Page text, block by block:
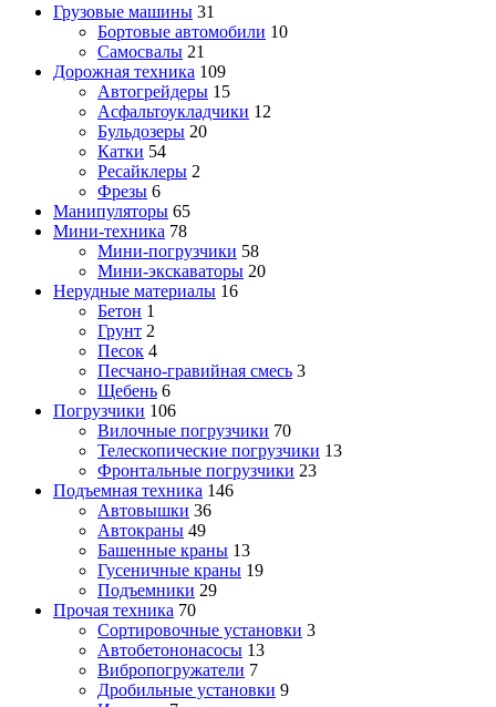
Грузовые машины 31
Бортовые автомобили 10
Самосвалы 21
Дорожная техника 109
Автогрейдеры 15
Асфальтоукладчики 12
Бульдозеры 20
Катки 54
Ресайклеры 2
Фрезы 6
Манипуляторы 65
Мини-техника 78
Мини-погрузчики 58
Мини-экскаваторы 20
Нерудные материалы 16
Бетон 1
Грунт 2
Песок 4
Песчано-гравийная смесь 3
Щебень 6
Погрузчики 106
Вилочные погрузчики 70
Телескопические погрузчики 13
Фронтальные погрузчики 23
Подъемная техника 146
Автовышки 36
Автокраны 49
Башенные краны 13
Гусеничные краны 19
Подъемники 29
Прочая техника 70
Cортировочные установки 3
Автобетононасосы 13
Вибропогружатели 7
Дробильные установки 9